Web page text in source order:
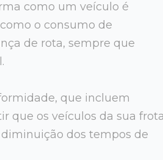
como um veículo é
o consumo de
de rota, sempre que
que incluem
que os veículos da sua frota
dos tempos de